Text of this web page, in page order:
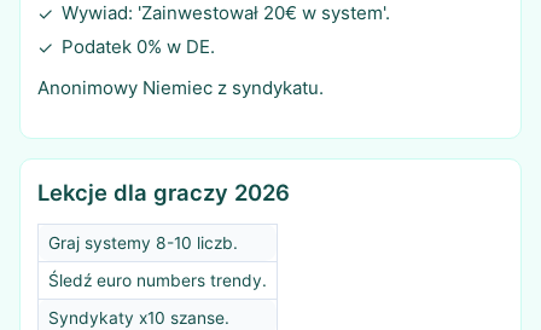
✓ Wywiad: 'Zainwestował 20€ w system'.
✓ Podatek 0% w DE.
Anonimowy Niemiec z syndykatu.
Lekcje dla graczy 2026
Graj systemy 8-10 liczb.
Śledź euro numbers trendy.
Syndykaty x10 szanse.